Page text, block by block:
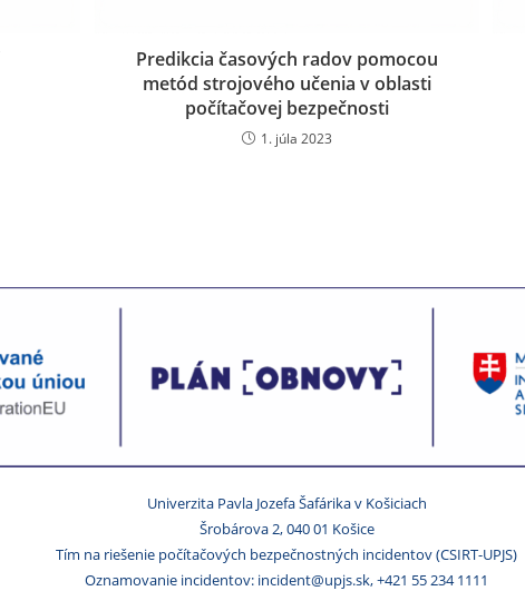
Predikcia časových radov pomocou
metód strojového učenia v oblasti
počítačovej bezpečnosti
1. júla 2023
Univerzita Pavla Jozefa Šafárika v Košiciach
Šrobárova 2, 040 01 Košice
Tím na riešenie počítačových bezpečnostných incidentov (CSIRT-UPJS)
Oznamovanie incidentov: incident@upjs.sk, +421 55 234 1111